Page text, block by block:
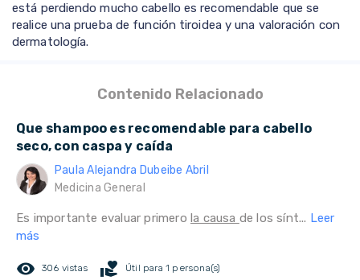
está perdiendo mucho cabello es recomendable que se
realice una prueba de función tiroidea y una valoración con
dermatología.
Contenido Relacionado
Que shampoo es recomendable para cabello
seco, con caspa y caída
Paula Alejandra Dubeibe Abril
Medicina General
Es importante evaluar primero la causa de los sínt... Leer
más
remove_red_eye 306 vistas volunteer_activism Útil para 1 persona(s)